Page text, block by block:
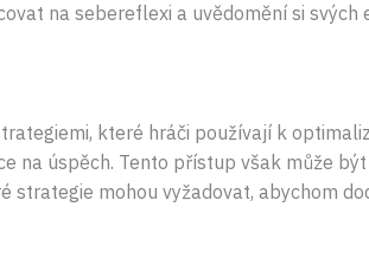
na sebereflexi a uvědomění si
které hráči používají k
na úspěch. Tento přístup však může
strategie mohou vyžadovat, abychom